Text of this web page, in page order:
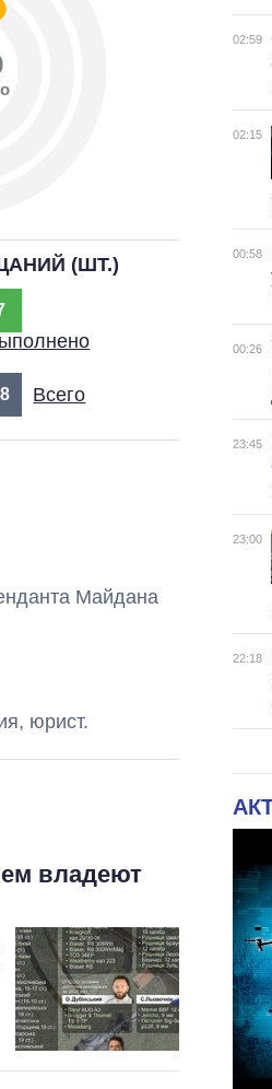
Майдана
юрист.
владеют
(ШТ.)
Всего
02:59
02:15
00:58
00:26
23:45
23:00
22:18